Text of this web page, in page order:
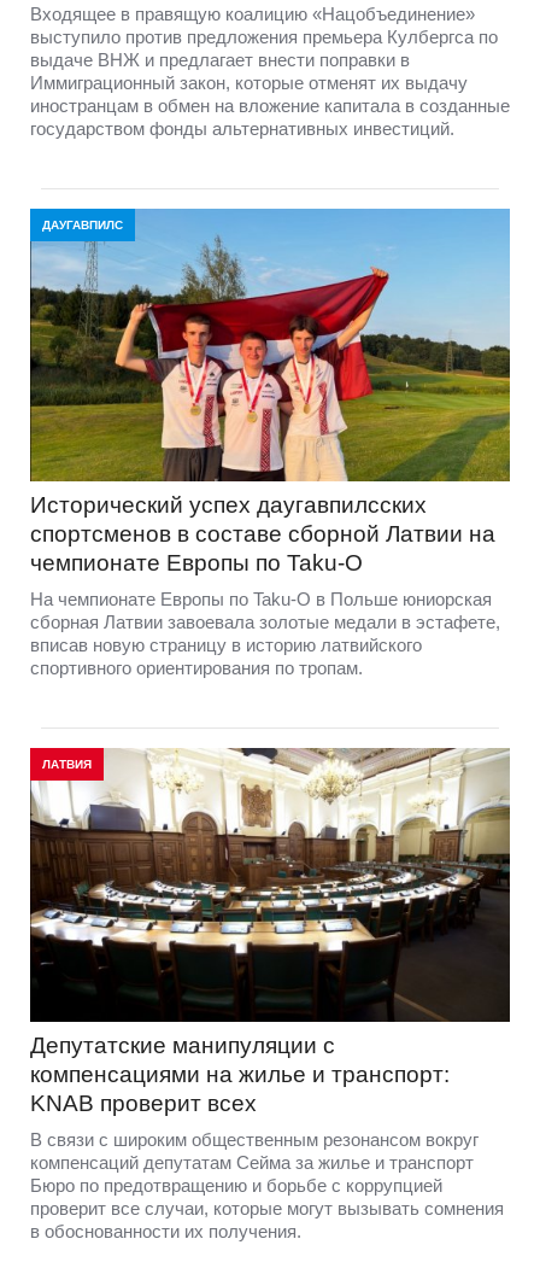
Входящее в правящую коалицию «Нацобъединение»
выступило против предложения премьера Кулбергса по
выдаче ВНЖ и предлагает внести поправки в
Иммиграционный закон, которые отменят их выдачу
иностранцам в обмен на вложение капитала в созданные
государством фонды альтернативных инвестиций.
ДАУГАВПИЛС
Исторический успех даугавпилсских
спортсменов в составе сборной Латвии на
чемпионате Европы по Taku-O
На чемпионате Европы по Taku-O в Польше юниорская
сборная Латвии завоевала золотые медали в эстафете,
вписав новую страницу в историю латвийского
спортивного ориентирования по тропам.
ЛАТВИЯ
Депутатские манипуляции с
компенсациями на жилье и транспорт:
KNAB проверит всех
В связи с широким общественным резонансом вокруг
компенсаций депутатам Сейма за жилье и транспорт
Бюро по предотвращению и борьбе с коррупцией
проверит все случаи, которые могут вызывать сомнения
в обоснованности их получения.